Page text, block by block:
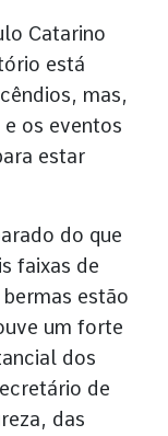
Catarino
está
mas,
os eventos
estar
do que
faixas de
estão
um forte
dos
de
das